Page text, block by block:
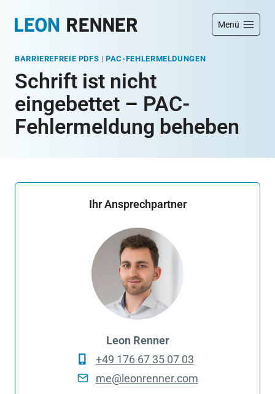
Inhalt
Menü
BARRIEREFREIE PDFS |PAC-FEHLERMELDUNGEN
Schrift ist nicht
eingebettet – PAC-
Fehlermeldung beheben
Ihr Ansprechpartner
Leon Renner
+49 176 67 35 07 03
me@leonrenner.com